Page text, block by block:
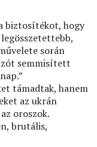
biztosítékot, hogy
során
semmisített
támadtak, hanem
az ukrán
oroszok.
brutális,